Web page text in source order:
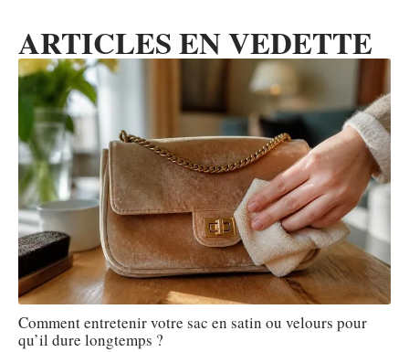
ARTICLES EN VEDETTE
Comment entretenir votre sac en satin ou velours pour
qu’il dure longtemps ?